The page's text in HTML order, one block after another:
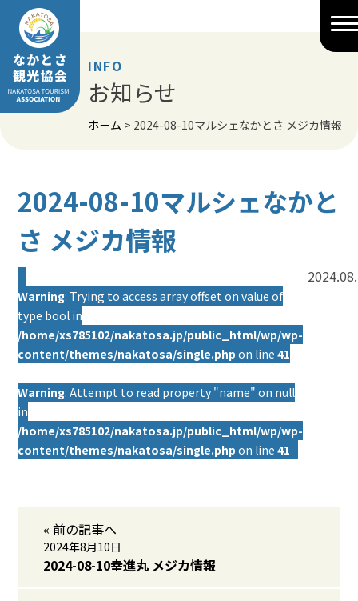
Skip
content
INFO
お知らせ
ホーム > 2024-08-10マルシェなかとさ メジカ情報
2024-08-10マルシェなかと
さ メジカ情報
Warning: Trying to access array offset on value of
type bool in
/home/xs785102/nakatosa.jp/public_html/wp/wp-
content/themes/nakatosa/single.php on line41
Warning: Attempt to read property "name" on null
in
/home/xs785102/nakatosa.jp/public_html/wp/wp-
content/themes/nakatosa/single.php on line41
« 前の記事へ
2024年8月10日
2024-08-10幸進丸 メジカ情報